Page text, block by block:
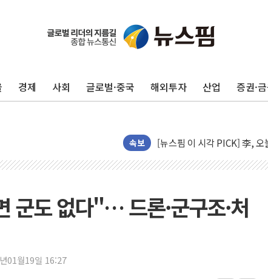
경제 사회 글로벌·중국 해외투자 산업 증권·
속보
중기부, 떡국·떡볶이떡 제조
카드사 고객 유입 창구 된 '트
제나벨, 배우 공승연 브랜드
[채권/외환] 국제유가 급등에
트럼프, '원정출산 시민권 차
트럼프 "이란전 조만간 끝
현대리바트, 원가 개선으로
"세금 부담 덜자"…비거주 1
군도 없다"… 드론·군구조·처
01월19일 16:27